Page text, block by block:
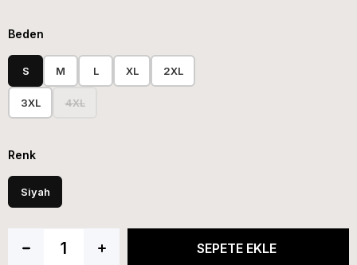
Beden
S M L XL 2XL
3XL 4XL
Renk
Siyah